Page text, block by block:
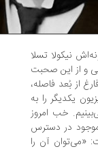
تسلا
این صحبت
فاصله،
را به
خب امروز
در دسترس
آن را